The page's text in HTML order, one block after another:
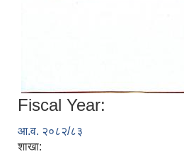
Fiscal Year:
आ.व. २०८२/८३
शाखा: